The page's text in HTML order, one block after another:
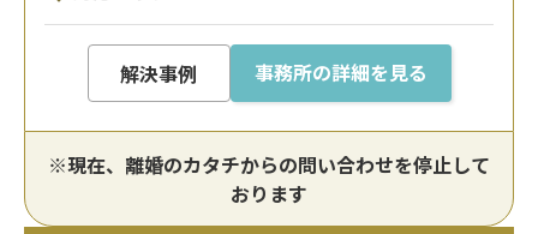
解決事例 事務所の詳細を見る
※現在、離婚のカタチからの問い合わせを停止して
おります